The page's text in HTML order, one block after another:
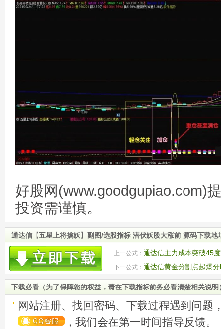
好股网(www.goodgupiao.com)
投资需谨慎。
通达信【五星上将擒妖】副图/选股指标 潜伏妖股大涨前 源码下载地
上一公式： 通达信主力成本突破45
龙 源码
下一公式： 通达信黄金分割点起爆
下载必看（为了保障您的权益，请在下载指标前务必看清楚相关说明
网站注册、找回密码、下载过程遇到问题
，我们会在第一时间指导反馈。